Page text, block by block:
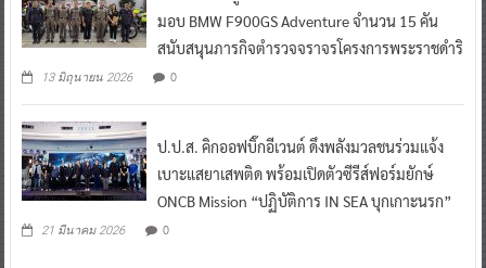
มอบ BMW F900GS Adventure จำนวน 15 คัน
สนับสนุนภารกิจตำรวจจราจรโครงการพระราชดำริ
13 มิถุนายน 2026 0
ป.ป.ส. คิกออฟบิ๊กอีเวนต์ ดึงพลังมวลชนร่วมแจ้ง
เบาะแสยาเสพติด พร้อมเปิดตัวซีรีส์ฟอร์มยักษ์
ONCB Mission “ปฏิบัติการ IN SEA บุกเกาะนรก”
21 มีนาคม 2026 0